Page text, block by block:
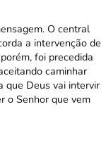
O central
a intervenção de
foi precedida
caminhar
que Deus vai intervir
o Senhor que vem